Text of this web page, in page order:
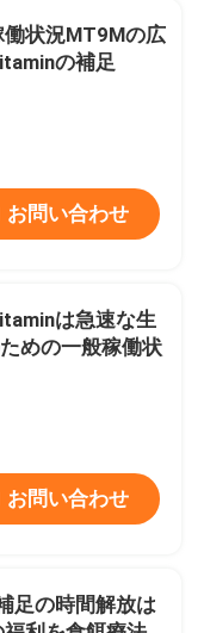
状況MT9Mの広
の補足
お問い合わせ
は急速な生
めの一般稼働状
お問い合わせ
足の時間解放は